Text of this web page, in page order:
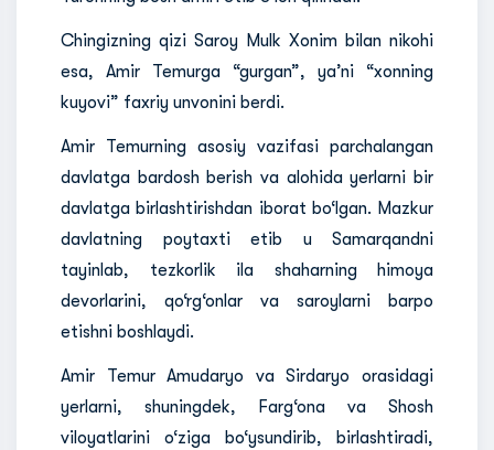
Chingizning qizi Saroy Mulk Xonim bilan nikohi
esa, Amir Temurga “gurgan”, ya’ni “xonning
kuyovi” faxriy unvonini berdi.
Amir Temurning asosiy vazifasi parchalangan
davlatga bardosh berish va alohida yerlarni bir
davlatga birlashtirishdan iborat bo‘lgan. Mazkur
davlatning poytaxti etib u Samarqandni
tayinlab, tezkorlik ila shaharning himoya
devorlarini, qo‘rg‘onlar va saroylarni barpo
etishni boshlaydi.
Amir Temur Amudaryo va Sirdaryo orasidagi
yerlarni, shuningdek, Farg‘ona va Shosh
viloyatlarini o‘ziga bo‘ysundirib, birlashtiradi,